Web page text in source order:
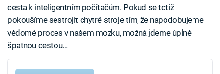
cesta k inteligentním počítačům. Pokud se totiž
pokoušíme sestrojit chytré stroje tím, že napodobujeme
vědomé proces v našem mozku, možná jdeme úplně
špatnou cestou…